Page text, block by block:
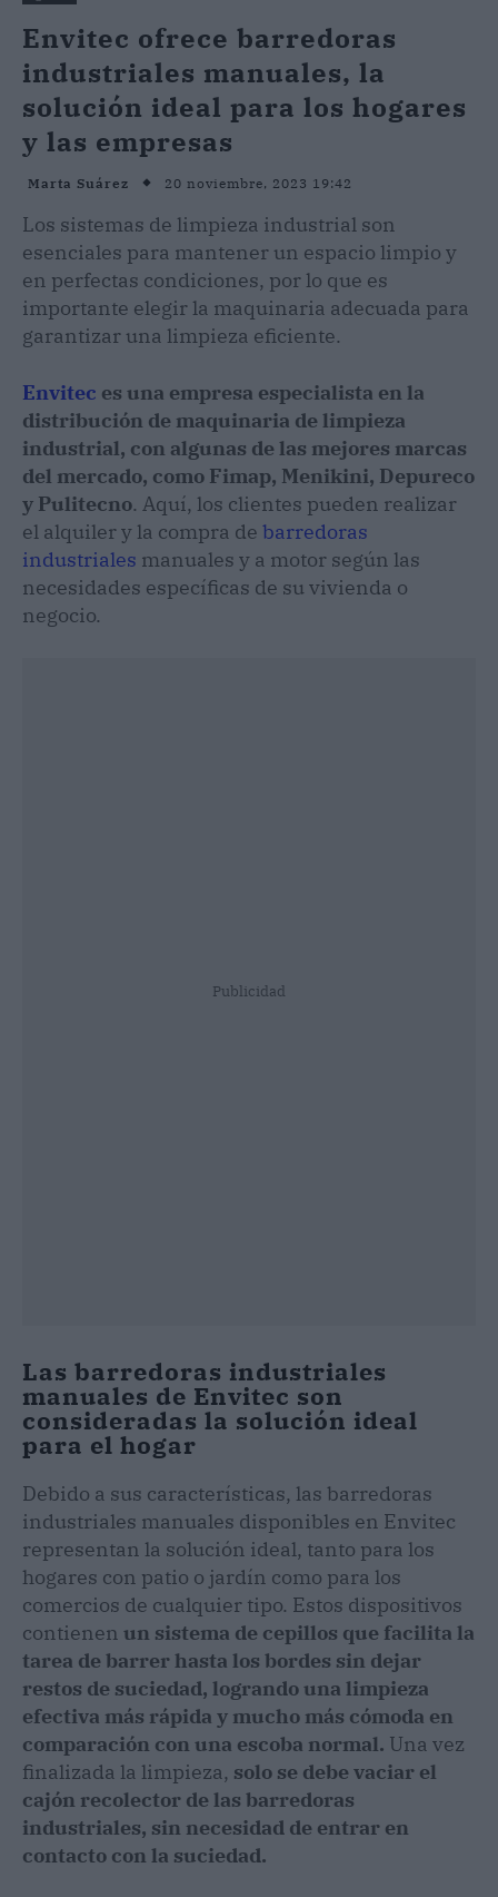
Envitec ofrece barredoras
industriales manuales, la
solución ideal para los hogares
y las empresas
Marta Suárez 20 noviembre, 2023 19:42
Los sistemas de limpieza industrial son
esenciales para mantener un espacio limpio y
en perfectas condiciones, por lo que es
importante elegir la maquinaria adecuada para
garantizar una limpieza eficiente.
Envitec es una empresa especialista en la
distribución de maquinaria de limpieza
industrial, con algunas de las mejores marcas
del mercado, como Fimap, Menikini, Depureco
y Pulitecno. Aquí, los clientes pueden realizar
el alquiler y la compra de barredoras
industriales manuales y a motor según las
necesidades específicas de su vivienda o
negocio.
Publicidad
Las barredoras industriales
manuales de Envitec son
consideradas la solución ideal
para el hogar
Debido a sus características, las barredoras
industriales manuales disponibles en Envitec
representan la solución ideal, tanto para los
hogares con patio o jardín como para los
comercios de cualquier tipo. Estos dispositivos
contienen un sistema de cepillos que facilita la
tarea de barrer hasta los bordes sin dejar
restos de suciedad, logrando una limpieza
efectiva más rápida y mucho más cómoda en
comparación con una escoba normal. Una vez
finalizada la limpieza, solo se debe vaciar el
cajón recolector de las barredoras
industriales, sin necesidad de entrar en
contacto con la suciedad.